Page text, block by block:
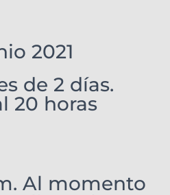
2021
de 2 días.
20 horas
Al momento